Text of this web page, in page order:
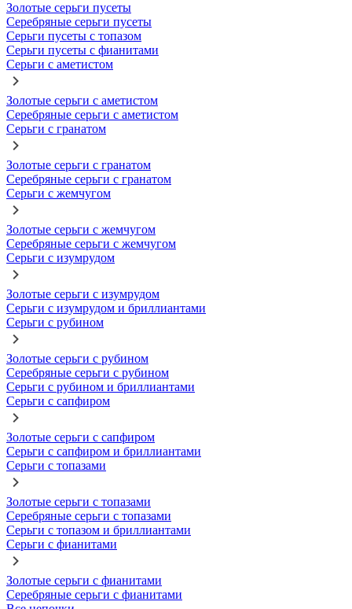
Золотые серьги пусеты
Серебряные серьги пусеты
Серьги пусеты с топазом
Серьги пусеты с фианитами
Серьги с аметистом
Золотые серьги с аметистом
Серебряные серьги с аметистом
Серьги с гранатом
Золотые серьги с гранатом
Серебряные серьги с гранатом
Серьги с жемчугом
Золотые серьги с жемчугом
Серебряные серьги с жемчугом
Серьги с изумрудом
Золотые серьги с изумрудом
Серьги с изумрудом и бриллиантами
Серьги с рубином
Золотые серьги с рубином
Серебряные серьги с рубином
Серьги с рубином и бриллиантами
Серьги с сапфиром
Золотые серьги с сапфиром
Серьги с сапфиром и бриллиантами
Серьги с топазами
Золотые серьги с топазами
Серебряные серьги с топазами
Серьги с топазом и бриллиантами
Серьги с фианитами
Золотые серьги с фианитами
Серебряные серьги с фианитами